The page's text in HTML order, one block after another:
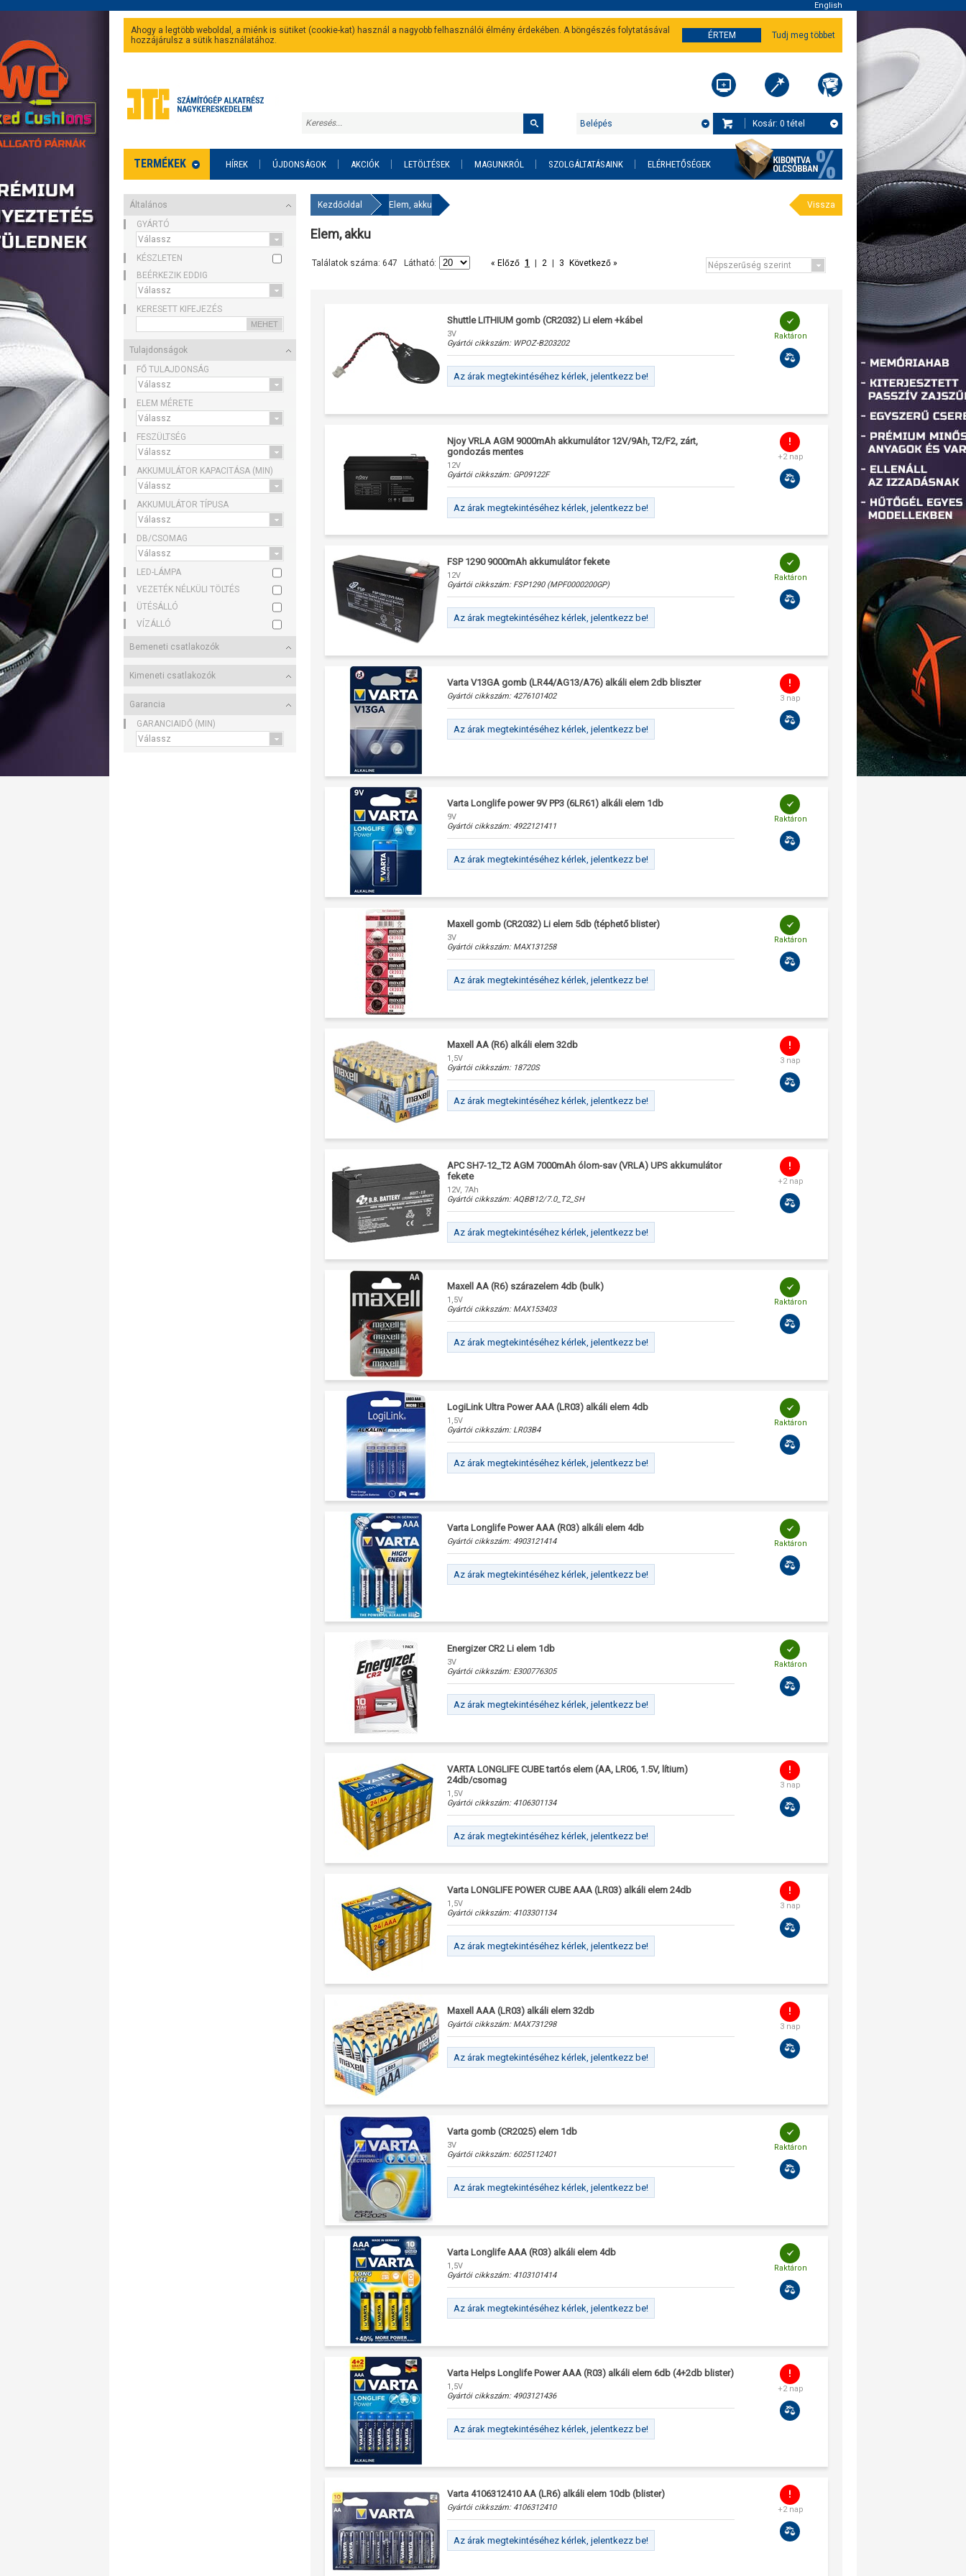
English
Ahogy a legtöbb weboldal, a miénk is sütiket (cookie-kat) használ a nagyobb felhasználói élmény érdekében. A böngészés folytatásával
hozzájárulsz a sütik használatához.
ÉRTEM Tudj meg többet
Kosár: 0 tétel
Belépés
TERMÉKEK HÍREK ÚJDONSÁGOK AKCIÓK LETÖLTÉSEK MAGUNKRÓL SZOLGÁLTATÁSAINK ELÉRHETŐSÉGEK
Általános
GYÁRTÓ
KÉSZLETEN
BEÉRKEZIK EDDIG
KERESETT KIFEJEZÉS
Tulajdonságok
FŐ TULAJDONSÁG
ELEM MÉRETE
FESZÜLTSÉG
AKKUMULÁTOR KAPACITÁSA (MIN)
AKKUMULÁTOR TÍPUSA
DB/CSOMAG
LED-LÁMPA
VEZETÉK NÉLKÜLI TÖLTÉS
ÜTÉSÁLLÓ
VÍZÁLLÓ
Bemeneti csatlakozók
Kimeneti csatlakozók
Garancia
GARANCIAIDŐ (MIN)
Kezdőoldal Elem, akku Vissza
Elem, akku
Találatok száma: 647 Látható: « Előző 1 2 3 Következő »
Shuttle LITHIUM gomb (CR2032) Li elem +kábel
3V
Gyártói cikkszám: WPOZ-B203202
Az árak megtekintéséhez kérlek, jelentkezz be!
Raktáron
Njoy VRLA AGM 9000mAh akkumulátor 12V/9Ah, T2/F2, zárt,
gondozás mentes
12V
Gyártói cikkszám: GP09122F
Az árak megtekintéséhez kérlek, jelentkezz be!
+2 nap
FSP 1290 9000mAh akkumulátor fekete
12V
Gyártói cikkszám: FSP1290 (MPF0000200GP)
Az árak megtekintéséhez kérlek, jelentkezz be!
Raktáron
Varta V13GA gomb (LR44/AG13/A76) alkáli elem 2db bliszter
Gyártói cikkszám: 4276101402
Az árak megtekintéséhez kérlek, jelentkezz be!
3 nap
Varta Longlife power 9V PP3 (6LR61) alkáli elem 1db
9V
Gyártói cikkszám: 4922121411
Az árak megtekintéséhez kérlek, jelentkezz be!
Raktáron
Maxell gomb (CR2032) Li elem 5db (téphető blister)
3V
Gyártói cikkszám: MAX131258
Az árak megtekintéséhez kérlek, jelentkezz be!
Raktáron
Maxell AA (R6) alkáli elem 32db
1,5V
Gyártói cikkszám: 18720S
Az árak megtekintéséhez kérlek, jelentkezz be!
3 nap
APC SH7-12_T2 AGM 7000mAh ólom-sav (VRLA) UPS akkumulátor
fekete
12V, 7Ah
Gyártói cikkszám:AQBB12/7.0_T2_SH
Az árak megtekintéséhez kérlek, jelentkezz be!
+2 nap
Maxell AA (R6) szárazelem 4db (bulk)
1,5V
Gyártói cikkszám: MAX153403
Az árak megtekintéséhez kérlek, jelentkezz be!
Raktáron
LogiLink Ultra Power AAA (LR03) alkáli elem 4db
1,5V
Gyártói cikkszám: LR03B4
Az árak megtekintéséhez kérlek, jelentkezz be!
Raktáron
Varta Longlife Power AAA (R03) alkáli elem 4db
Gyártói cikkszám: 4903121414
Az árak megtekintéséhez kérlek, jelentkezz be!
Raktáron
Energizer CR2 Li elem 1db
3V
Gyártói cikkszám: E300776305
Az árak megtekintéséhez kérlek, jelentkezz be!
Raktáron
VARTA LONGLIFE CUBE tartós elem (AA, LR06, 1.5V, lítium)
24db/csomag
1,5V
Gyártói cikkszám: 4106301134
Az árak megtekintéséhez kérlek, jelentkezz be!
3 nap
Varta LONGLIFE POWER CUBE AAA (LR03) alkáli elem 24db
1,5V
Gyártói cikkszám: 4103301134
Az árak megtekintéséhez kérlek, jelentkezz be!
3 nap
Maxell AAA (LR03) alkáli elem 32db
Gyártói cikkszám: MAX731298
Az árak megtekintéséhez kérlek, jelentkezz be!
3 nap
Varta gomb (CR2025) elem 1db
3V
Gyártói cikkszám: 6025112401
Az árak megtekintéséhez kérlek, jelentkezz be!
Raktáron
Varta Longlife AAA (R03) alkáli elem 4db
1,5V
Gyártói cikkszám: 4103101414
Az árak megtekintéséhez kérlek, jelentkezz be!
Raktáron
Varta Helps Longlife Power AAA (R03) alkáli elem 6db (4+2db blister)
1,5V
Gyártói cikkszám: 4903121436
Az árak megtekintéséhez kérlek, jelentkezz be!
+2 nap
Varta 4106312410 AA (LR6) alkáli elem 10db (blister)
Gyártói cikkszám: 4106312410
Az árak megtekintéséhez kérlek, jelentkezz be!
+2 nap